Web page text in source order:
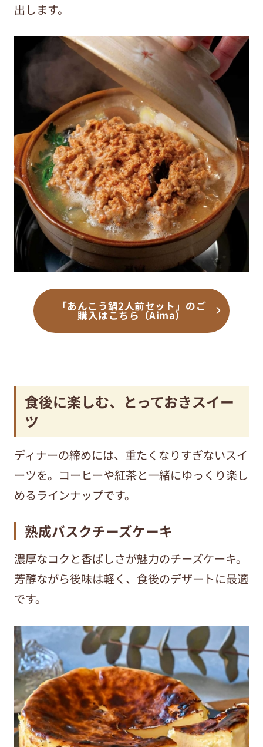
出します。
「あんこう鍋2人前セット」のご
購入はこちら（Aima）
食後に楽しむ、とっておきスイー
ツ
ディナーの締めには、重たくなりすぎないスイ
ーツを。コーヒーや紅茶と一緒にゆっくり楽し
めるラインナップです。
熟成バスクチーズケーキ
濃厚なコクと香ばしさが魅力のチーズケーキ。
芳醇ながら後味は軽く、食後のデザートに最適
です。